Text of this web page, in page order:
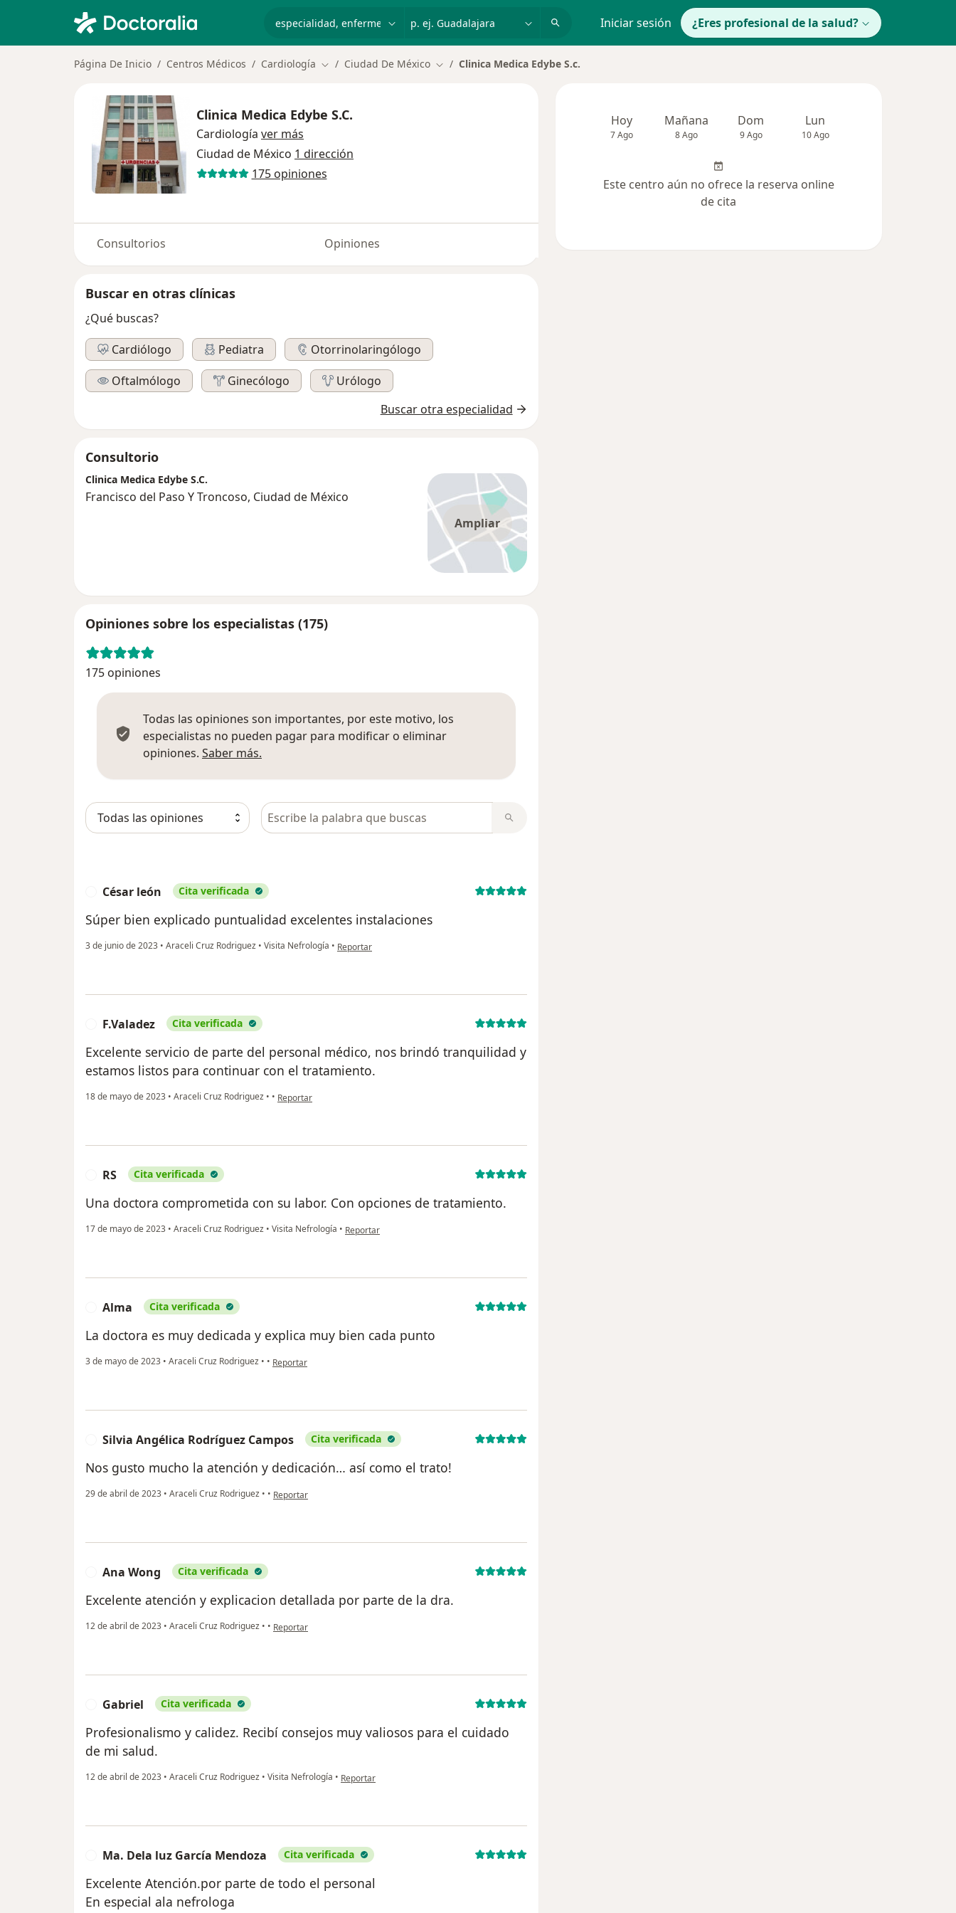
Iniciar sesión ¿Eres profesional de la salud?
Página De Inicio Centros Médicos Cardiología Cambiar de ciudad
Ciudad De México Cambiar de ciudad
Clinica Medica Edybe S.c.
Clinica Medica Edybe S.C.
Cardiología ver más
Ciudad de México 1 dirección
175 opiniones
Consultorios Opiniones
Buscar en otras clínicas
¿Qué buscas?
Cardiólogo
Pediatra
Otorrinolaringólogo
Oftalmólogo
Ginecólogo
Urólogo
Buscar otra especialidad
Consultorio
Ampliar
Clinica Medica Edybe S.C.
Francisco del Paso Y Troncoso, Ciudad de México
Opiniones sobre los especialistas (175)
175 opiniones
Todas las opiniones son importantes, por este motivo, los
especialistas no pueden pagar para modificar o eliminar
opiniones. Saber más.
Busca en opiniones
César león Cita verificada
Súper bien explicado puntualidad excelentes instalaciones
3 de junio de 2023 • Araceli Cruz Rodriguez • Visita Nefrología • en opinión del usuario César león
Reportar
F.Valadez Cita verificada
Excelente servicio de parte del personal médico, nos brindó tranquilidad y
estamos listos para continuar con el tratamiento.
18 de mayo de 2023 • Araceli Cruz Rodriguez • • en opinión del usuario F.Valadez
Reportar
RS Cita verificada
Una doctora comprometida con su labor. Con opciones de tratamiento.
17 de mayo de 2023 • Araceli Cruz Rodriguez • Visita Nefrología • en opinión del usuario RS
Reportar
Alma Cita verificada
La doctora es muy dedicada y explica muy bien cada punto
3 de mayo de 2023 • Araceli Cruz Rodriguez • • en opinión del usuario Alma
Reportar
Silvia Angélica Rodríguez Campos Cita verificada
Nos gusto mucho la atención y dedicación… así como el trato!
29 de abril de 2023 • Araceli Cruz Rodriguez • • en opinión del usuario Silvia Angélica Rodríguez Campos
Reportar
Ana Wong Cita verificada
Excelente atención y explicacion detallada por parte de la dra.
12 de abril de 2023 • Araceli Cruz Rodriguez • • en opinión del usuario Ana Wong
Reportar
Gabriel Cita verificada
Profesionalismo y calidez. Recibí consejos muy valiosos para el cuidado
de mi salud.
12 de abril de 2023 • Araceli Cruz Rodriguez • Visita Nefrología • en opinión del usuario Gabriel
Reportar
Ma. Dela luz García Mendoza Cita verificada
Excelente Atención.por parte de todo el personal
En especial ala nefrologa
Hoy
7 Ago
Mañana
8 Ago
Dom
9 Ago
Lun
10 Ago
Este centro aún no ofrece la reserva online
de cita